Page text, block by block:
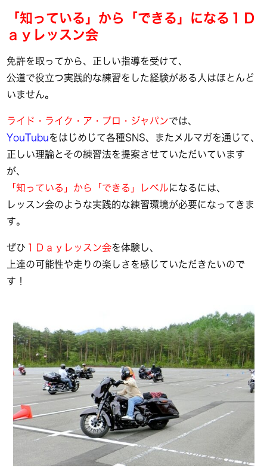
「知っている」から「できる」になる１Ｄ
ａｙレッスン会
免許を取ってから、正しい指導を受けて、
公道で役立つ実践的な練習をした経験がある人はほとんど
いません。
ライド・ライク・ア・プロ・ジャパンでは、
YouTubuをはじめじて各種SNS、またメルマガを通じて、
正しい理論とその練習法を提案させていただいています
が、
「知っている」から「できる」レベルになるには、
レッスン会のような実践的な練習環境が必要になってきま
す。
ぜひ １Ｄａｙレッスン会を体験し、
上達の可能性や走りの楽しさを感じていただきたいので
す！